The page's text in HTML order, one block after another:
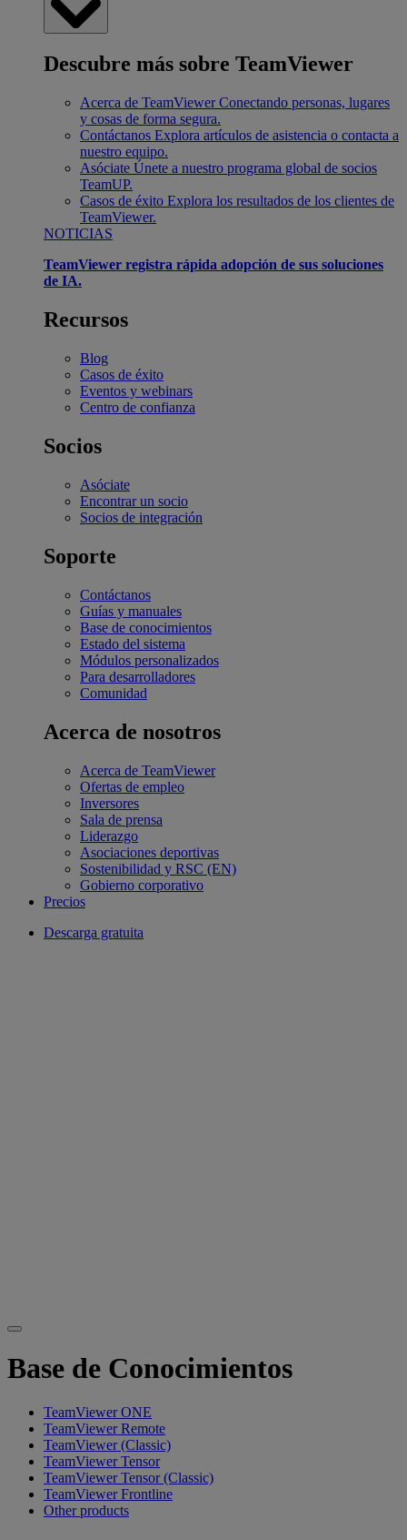
Descubre más sobre TeamViewer
Acerca de TeamViewer Conectando personas, lugares
y cosas de forma segura.
Contáctanos Explora artículos de asistencia o contacta a
nuestro equipo.
Asóciate Únete a nuestro programa global de socios
TeamUP.
Casos de éxito Explora los resultados de los clientes de
TeamViewer.
NOTICIAS
TeamViewer registra rápida adopción de sus soluciones
de IA.
Recursos
Blog
Casos de éxito
Eventos y webinars
Centro de confianza
Socios
Asóciate
Encontrar un socio
Socios de integración
Soporte
Contáctanos
Guías y manuales
Base de conocimientos
Estado del sistema
Módulos personalizados
Para desarrolladores
Comunidad
Acerca de nosotros
Acerca de TeamViewer
Ofertas de empleo
Inversores
Sala de prensa
Liderazgo
Asociaciones deportivas
Sostenibilidad y RSC (EN)
Gobierno corporativo
Precios
Descarga gratuita
Base de Conocimientos
TeamViewer ONE
TeamViewer Remote
TeamViewer (Classic)
TeamViewer Tensor
TeamViewer Tensor (Classic)
TeamViewer Frontline
Other products